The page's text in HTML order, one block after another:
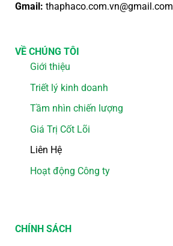
Gmail: thaphaco.com.vn@gmail.com
VỀ CHÚNG TÔI
Giới thiệu
Triết lý kinh doanh
Tầm nhìn chiến lượng
Giá Trị Cốt Lõi
Liên Hệ
Hoạt động Công ty
CHÍNH SÁCH